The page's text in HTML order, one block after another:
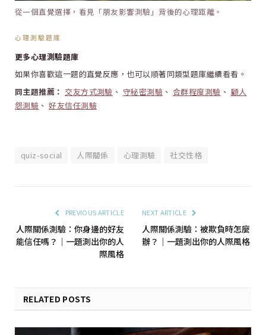
從一個直覺選擇，看見「朋友影響測驗」背後的心理距離。
心理測驗題庫
更多心理測驗題庫
如果你喜歡這一題的直覺反應，也可以順著同類型題庫繼續看看。
同主題推薦： 交友方式測驗 、 守秘密測驗 、 合群程度測驗 、 顧人
怨測驗 、好友信任測驗
quiz-social 人際關係 心理測驗 社交性格
PREVIOUS ARTICLE
人際關係測驗：你身邊的好友
能信任嗎？｜一題測出你的人
際風格
NEXT ARTICLE
人際關係測驗：被欺負時怎麼
辦？｜一題測出你的人際風格
RELATED POSTS